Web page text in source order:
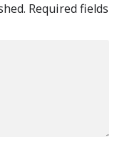
Required fields